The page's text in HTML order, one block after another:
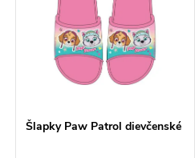
Šlapky Paw Patrol dievčenské